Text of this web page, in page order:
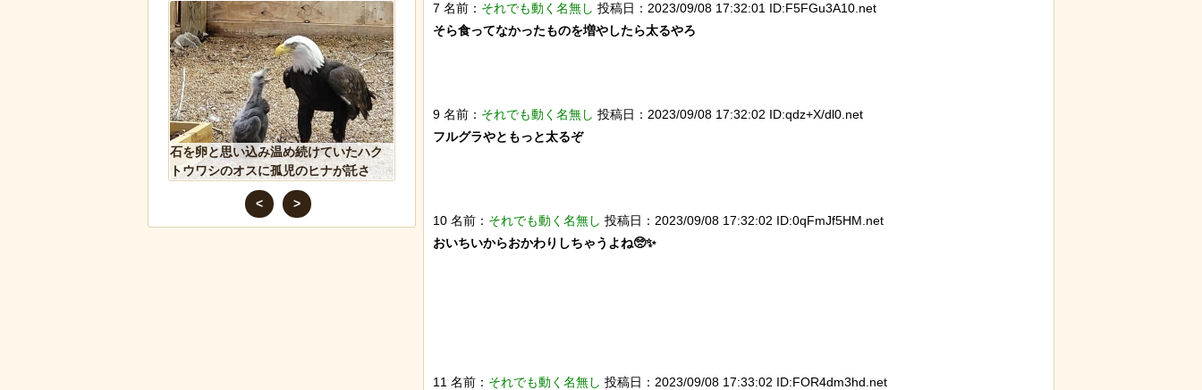
7 名前： それでも動く名無し 投稿日：2023/09/08 17:32:01 ID:F5FGu3A10.net
そら食ってなかったものを増やしたら太るやろ
9 名前： それでも動く名無し 投稿日：2023/09/08 17:32:02 ID:qdz+X/dl0.net
フルグラやともっと太るぞ
10 名前： それでも動く名無し 投稿日：2023/09/08 17:32:02 ID:0qFmJf5HM.net
おいちいからおかわりしちゃうよね🥺✨
11 名前： それでも動く名無し 投稿日：2023/09/08 17:33:02 ID:FOR4dm3hd.net
石を卵と思い込み温め続けていたハク
トウワシのオスに孤児のヒナが託さ
れ、お世話をするように【続編】
<
>